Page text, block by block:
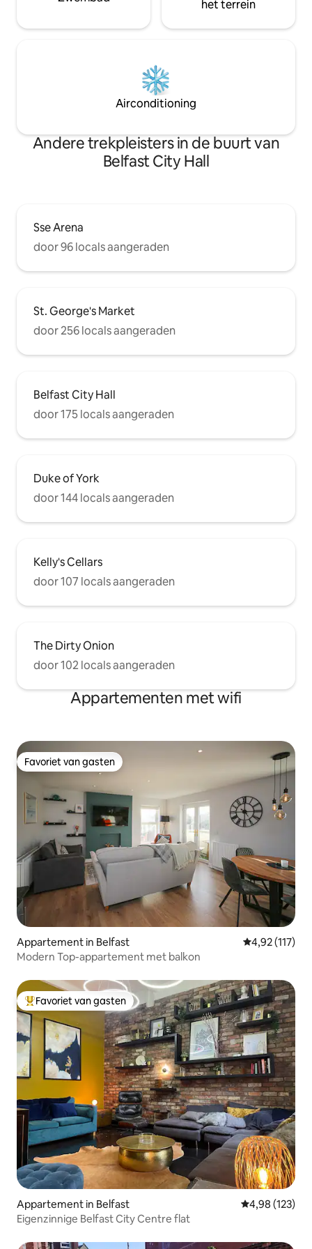
het terrein
Airconditioning
Andere trekpleisters in de buurt van
Belfast City Hall
Sse Arena
door 96 locals aangeraden
St. George's Market
door 256 locals aangeraden
Belfast City Hall
door 175 locals aangeraden
Duke of York
door 144 locals aangeraden
Kelly's Cellars
door 107 locals aangeraden
The Dirty Onion
door 102 locals aangeraden
Appartementen met wifi
Favoriet van gasten
Favoriet van gasten
Appartement in Belfast Gemiddelde
4,92 (117)
Modern Top-appartement met balkon
Topfavoriet van gasten
Favoriet van gasten
Appartement in Belfast Gemiddelde
4,98 (123)
Eigenzinnige Belfast City Centre flat